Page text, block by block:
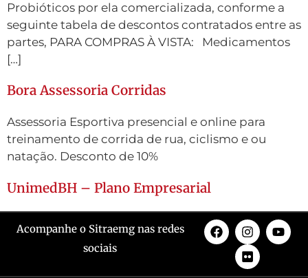
Probióticos por ela comercializada, conforme a
seguinte tabela de descontos contratados entre as
partes, PARA COMPRAS À VISTA: Medicamentos
[…]
Bora Assessoria Corridas
Assessoria Esportiva presencial e online para
treinamento de corrida de rua, ciclismo e ou
natação. Desconto de 10%
UnimedBH – Plano Empresarial
Acompanhe o Sitraemg nas redes
sociais